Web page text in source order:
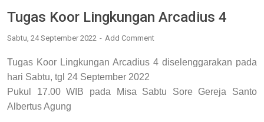
Tugas Koor Lingkungan Arcadius 4
Sabtu, 24 September 2022 Add Comment
Tugas Koor Lingkungan Arcadius 4 diselenggarakan pada
hari Sabtu, tgl 24 September 2022
Pukul 17.00 WIB pada
Misa Sabtu Sore Gereja Santo
Albertus Agung